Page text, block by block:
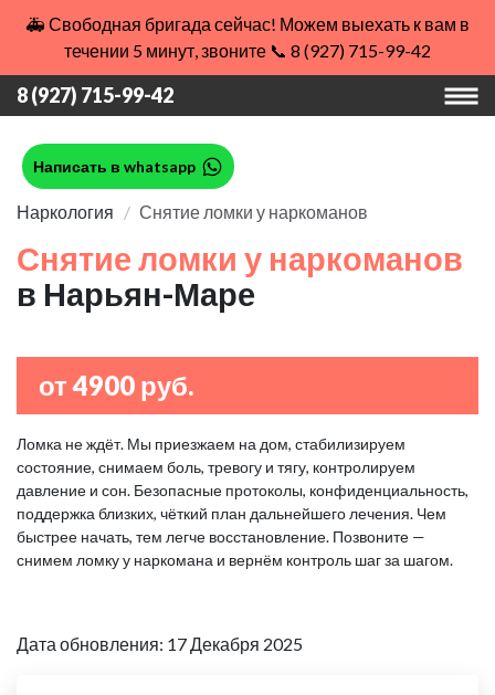
🚑 Свободная бригада сейчас! Можем выехать к вам в
течении 5 минут, звоните 📞 8 (927) 715-99-42
8 (927) 715-99-42
Написать в whatsapp
Наркология Снятие ломки у наркоманов
Снятие ломки у наркоманов
в Нарьян-Маре
от 4900 руб.
Ломка не ждёт. Мы приезжаем на дом, стабилизируем
состояние, снимаем боль, тревогу и тягу, контролируем
давление и сон. Безопасные протоколы, конфиденциальность,
поддержка близких, чёткий план дальнейшего лечения. Чем
быстрее начать, тем легче восстановление. Позвоните —
снимем ломку у наркомана и вернём контроль шаг за шагом.
Дата обновления: 17 Декабря 2025